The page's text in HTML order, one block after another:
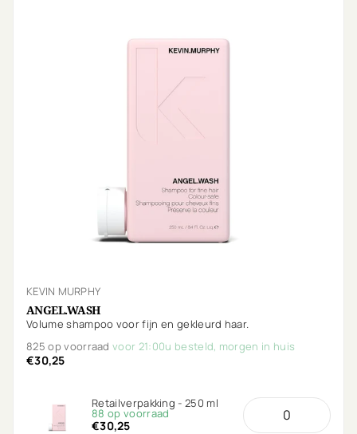
KEVIN MURPHY
ANGEL.WASH
Volume shampoo voor fijn en gekleurd haar.
825 op voorraadvoor 21:00u besteld, morgen in huis
€30,25
Retailverpakking - 250 ml
88 op voorraad
€30,25